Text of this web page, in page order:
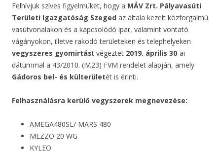
Felhívjuk szíves figyelmüket, hogy a MÁV Zrt. Pályavasúti
Területi Igazgatóság Szeged az általa kezelt közforgalmú
vasútvonalakon és a kapcsolódó ipar, valamint vontató
vágányokon, illetve rakodó területeken és telephelyeken
vegyszeres gyomirtást végeztet 2019. április 30-ai
dátummal a 43/2010. (IV.23) FVM rendelet alapján, amely
Gádoros bel- és külterületét is érinti.
Felhasználásra kerülő vegyszerek megnevezése:
AMEGA480SL/ MARS 480
MEZZO 20 WG
KYLEO